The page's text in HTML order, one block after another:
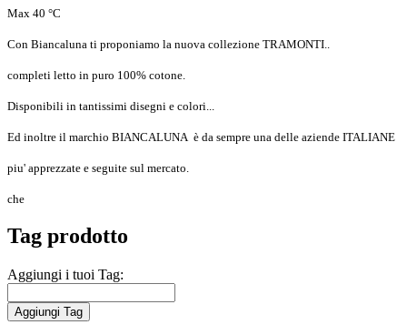
Max 40 °C
Con Biancaluna ti proponiamo la nuova collezione TRAMONTI..
completi letto in puro 100% cotone.
Disponibili in tantissimi disegni e colori...
Ed inoltre il marchio BIANCALUNA è da sempre una delle aziende ITALIANE
piu' apprezzate e seguite sul mercato.
che
Tag prodotto
Aggiungi i tuoi Tag:
Aggiungi Tag